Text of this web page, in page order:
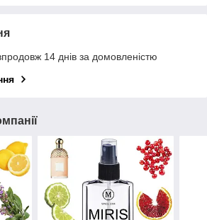
14 днів за домовленістю